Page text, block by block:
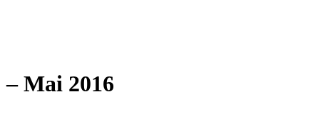
Mai 2016